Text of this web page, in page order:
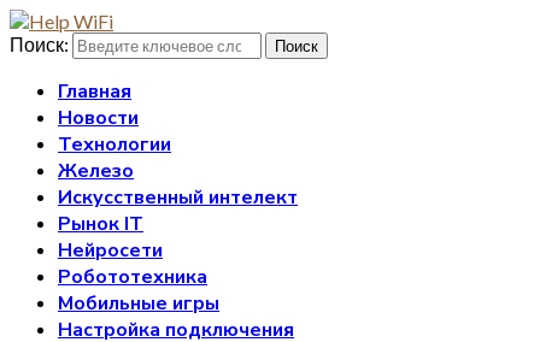
Поиск: Поиск
Главная
Новости
Технологии
Железо
Искусственный интелект
Рынок IT
Нейросети
Робототехника
Мобильные игры
Настройка подключения